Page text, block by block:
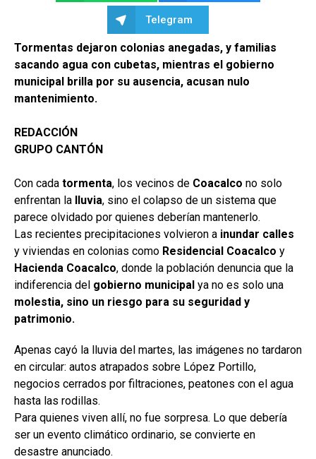
Telegram
Tormentas dejaron colonias anegadas, y familias
sacando agua con cubetas, mientras el gobierno
municipal brilla por su ausencia, acusan nulo
mantenimiento.
REDACCIÓN
GRUPO CANTÓN
Con cada tormenta, los vecinos de Coacalco no solo
enfrentan la lluvia, sino el colapso de un sistema que
parece olvidado por quienes deberían mantenerlo.
Las recientes precipitaciones volvieron a inundar calles
y viviendas en colonias como Residencial Coacalco y
Hacienda Coacalco, donde la población denuncia que la
indiferencia del gobierno municipal ya no es solo una
molestia, sino un riesgo para su seguridad y
patrimonio.
Apenas cayó la lluvia del martes, las imágenes no tardaron
en circular: autos atrapados sobre López Portillo,
negocios cerrados por filtraciones, peatones con el agua
hasta las rodillas.
Para quienes viven allí, no fue sorpresa. Lo que debería
ser un evento climático ordinario, se convierte en
desastre anunciado.